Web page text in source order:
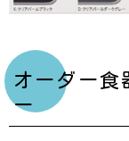
オーダー食
ー